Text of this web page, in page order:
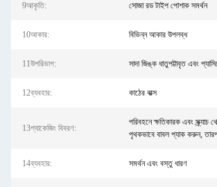
9আকৃতি: সোজা রড টাইপ পোশাক সমর্থন
10আকার: বিভিন্ন আকার উপলব্ধ
11উপরিভাগ: সাদা জিঙ্ক ধাতুপট্টাবৃত এবং
12ব্যবহার: কাঠের বাক্স
13প্যাকেজিং বিবরণ:
পরিবহনে ক্ষতিকারক এবং স্ক্র্যাচ
পৃথকভাবে বাবল প্যাক করুন,
14ব্যবহার: সমর্থন এবং বস্তু ধারণ